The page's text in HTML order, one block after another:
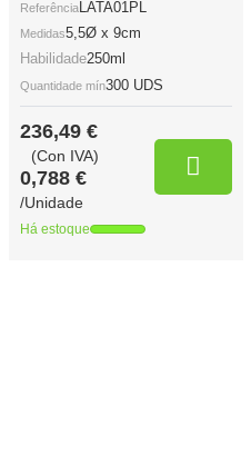
ReferênciaLATA01PL
Medidas5,5Ø x 9cm
Habilidade250ml
Quantidade mín300 UDS
236,49 €
(Con IVA)
0,788 €
/Unidade
Há estoque